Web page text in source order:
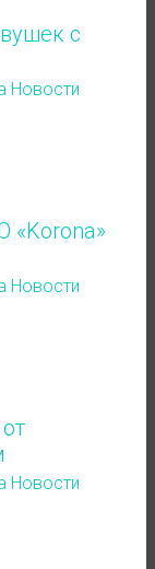
с
Новости
«Korona»
Новости
Новости